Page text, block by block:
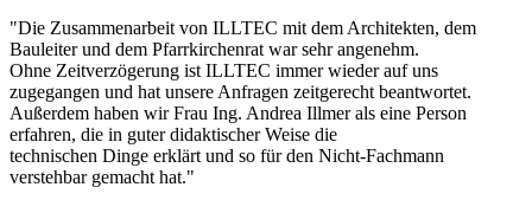
"Die Zusammenarbeit von ILLTEC mit dem Architekten, dem
Bauleiter und dem Pfarrkirchenrat war sehr angenehm.
Ohne Zeitverzögerung ist ILLTEC immer wieder auf uns
zugegangen und hat unsere Anfragen zeitgerecht beantwortet.
Außerdem haben wir Frau Ing. Andrea Illmer als eine Person
erfahren, die in guter didaktischer Weise die
technischen Dinge erklärt und so für den Nicht-Fachmann
verstehbar gemacht hat."